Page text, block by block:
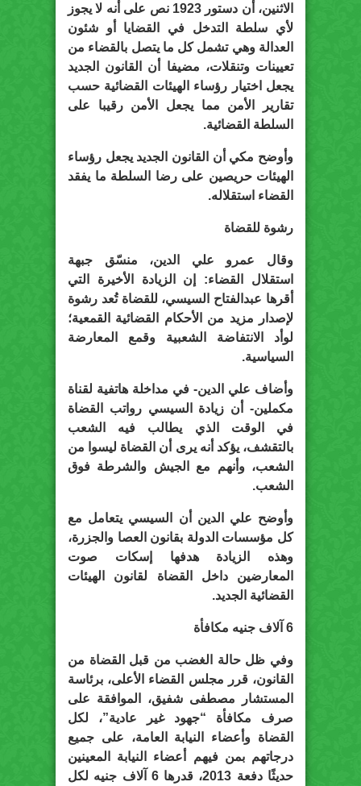
الاثنين، أن دستور 1923 نص على أنه لا يجوز
لأي سلطة التدخل في القضايا أو شئون
العدالة وهي تشمل كل ما يتصل بالقضاء من
تعيينات وتنقلات، مضيفا أن القانون الجديد
يجعل اختيار رؤساء الهيئات القضائية حسب
تقارير الأمن مما يجعل الأمن رقيبا على
السلطة القضائية.
وأوضح مكي أن القانون الجديد يجعل رؤساء
الهيئات حريصين على رضا السلطة ما يفقد
القضاء استقلاله.
رشوة للقضاة
وقال عمرو علي الدين، منسّق جبهة
استقلال القضاء: إن الزيادة الأخيرة التي
أقرها عبدالفتاح السيسي، للقضاة تُعد رشوة
لإصدار مزيد من الأحكام القضائية القمعية؛
لوأد الانتفاضة الشعبية وقمع المعارضة
السياسية.
وأضاف علي الدين- في مداخلة هاتفية لقناة
مكملين- أن زيادة السيسي رواتب القضاة
في الوقت الذي يطالب فيه الشعب
بالتقشف، يؤكد أنه يرى أن القضاة ليسوا من
الشعب، وأنهم مع الجيش والشرطة فوق
الشعب.
وأوضح علي الدين أن السيسي يتعامل مع
كل مؤسسات الدولة بقانون العصا والجزرة،
وهذه الزيادة هدفها إسكات صوت
المعارضين داخل القضاة لقانون الهيئات
القضائية الجديد.
6 آلاف جنيه مكافأة
وفي ظل حالة الغضب من قبل القضاة من
القانون، قرر مجلس القضاء الأعلى، برئاسة
المستشار مصطفى شفيق، الموافقة على
صرف مكافأة “جهود غير عادية”، لكل
القضاة وأعضاء النيابة العامة، على جميع
درجاتهم بمن فيهم أعضاء النيابة المعينين
حديثًا دفعة 2013، قدرها 6 آلاف جنيه لكل